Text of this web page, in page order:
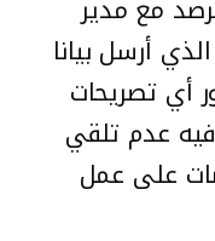
مع مدير
أرسل بيانا
أي تصريحات
عدم تلقي
على عمل